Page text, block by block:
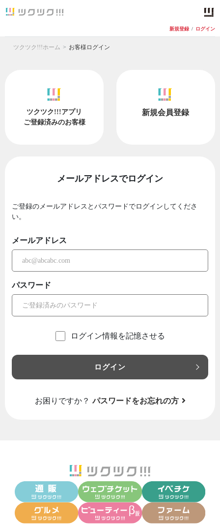
新規登録 / ログイン
ツクツク!!!ホーム お客様ログイン
ツクツク!!!アプリ
ご登録済みのお客様
新規会員登録
メールアドレスでログイン
ご登録のメールアドレスとパスワードでログインしてくださ
い。
メールアドレス
パスワード
ログイン情報を記憶させる
ログイン
お困りですか？ パスワードをお忘れの方